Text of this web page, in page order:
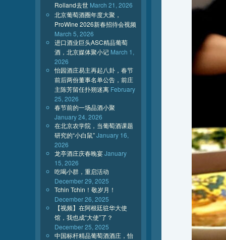
Rolland去世 March 21, 2026
北京葡萄酒圈年度大聚，
ProWine 2026新春招待会视频
March 5, 2026
进口酒业巨头ASC精品葡萄
酒，北京媒体聚小记 March 1,
2026
怡园酒庄易主再起八卦，春节
前后两份董事名单公告，前庄
主陈芳留任扑朔迷离 February
25, 2026
春节前的一场品酒小聚
January 24, 2026
在北京农学院，当葡萄酒课题
研究的“小白鼠”January 16,
2026
龙亭酒庄庆春晚宴January
15, 2026
吃喝小群，重启活动
December 29, 2025
Tchin Tchin！敬岁月！
December 26, 2025
【视频】在阿根廷驻华大使
馆，我也成“大使”了？
December 25, 2025
中国标杆精品葡萄酒酒庄，怡